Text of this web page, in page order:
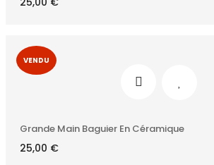
VENDU
Grande Main Baguier En Céramique
25,00 €